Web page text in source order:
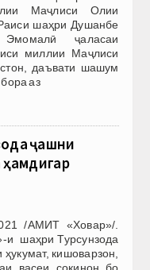
Маҷлиси Олии
шаҳри Душанбе
ҷаласаи
миллии Маҷлиси
даъвати шашум
аз
ҷашни
ҳамдигар
/АМИТ «Ховар»/.
и шаҳри Турсунзода
кишоварзон,